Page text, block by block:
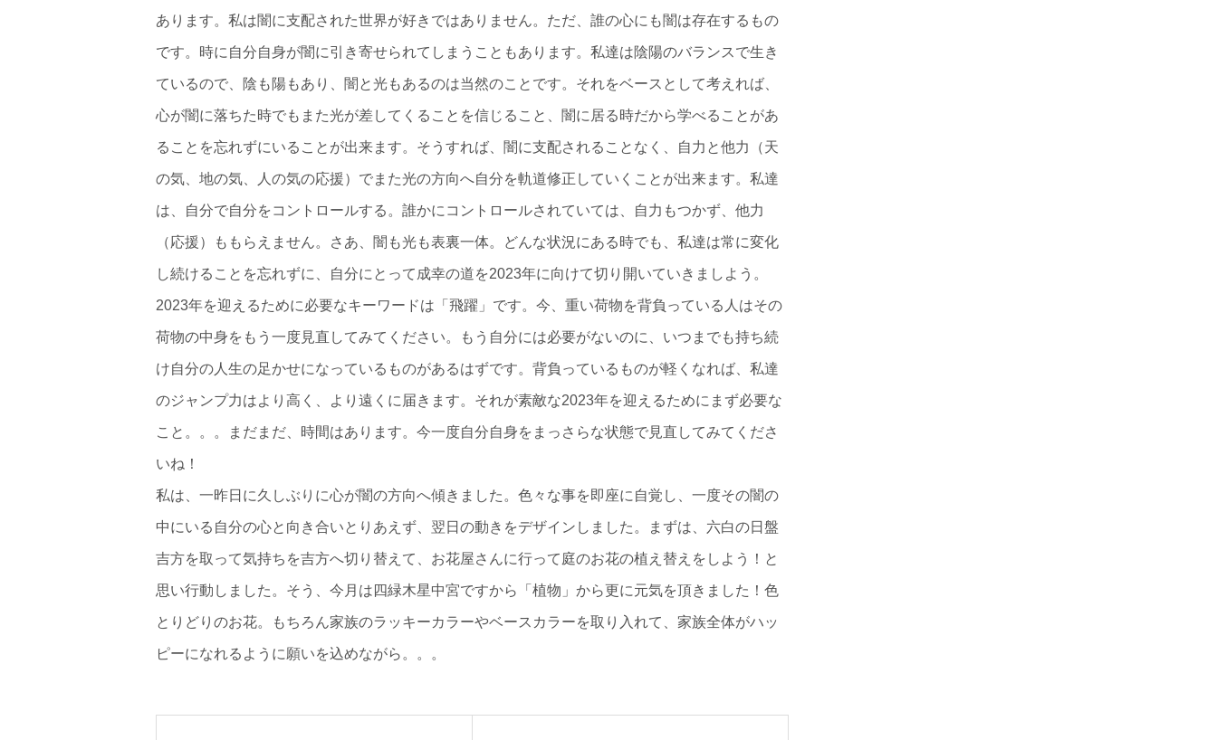
あります。私は闇に支配された世界が好きではありません。ただ、誰の心にも闇は存在するもの
です。時に自分自身が闇に引き寄せられてしまうこともあります。私達は陰陽のバランスで生き
ているので、陰も陽もあり、闇と光もあるのは当然のことです。それをベースとして考えれば、
心が闇に落ちた時でもまた光が差してくることを信じること、闇に居る時だから学べることがあ
ることを忘れずにいることが出来ます。そうすれば、闇に支配されることなく、自力と他力（天
の気、地の気、人の気の応援）でまた光の方向へ自分を軌道修正していくことが出来ます。私達
は、自分で自分をコントロールする。誰かにコントロールされていては、自力もつかず、他力
（応援）ももらえません。さあ、闇も光も表裏一体。どんな状況にある時でも、私達は常に変化
し続けることを忘れずに、自分にとって成幸の道を2023年に向けて切り開いていきましよう。
2023年を迎えるために必要なキーワードは「飛躍」です。今、重い荷物を背負っている人はその
荷物の中身をもう一度見直してみてください。もう自分には必要がないのに、いつまでも持ち続
け自分の人生の足かせになっているものがあるはずです。背負っているものが軽くなれば、私達
のジャンプ力はより高く、より遠くに届きます。それが素敵な2023年を迎えるためにまず必要な
こと。。。まだまだ、時間はあります。今一度自分自身をまっさらな状態で見直してみてくださ
いね！
私は、一昨日に久しぶりに心が闇の方向へ傾きました。色々な事を即座に自覚し、一度その闇の
中にいる自分の心と向き合いとりあえず、翌日の動きをデザインしました。まずは、六白の日盤
吉方を取って気持ちを吉方へ切り替えて、お花屋さんに行って庭のお花の植え替えをしよう！と
思い行動しました。そう、今月は四緑木星中宮ですから「植物」から更に元気を頂きました！色
とりどりのお花。もちろん家族のラッキーカラーやベースカラーを取り入れて、家族全体がハッ
ピーになれるように願いを込めながら。。。